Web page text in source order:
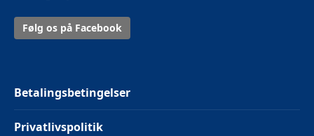
Følg os på Facebook
Betalingsbetingelser
Privatlivspolitik